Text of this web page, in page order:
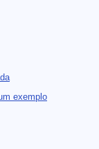
exemplo